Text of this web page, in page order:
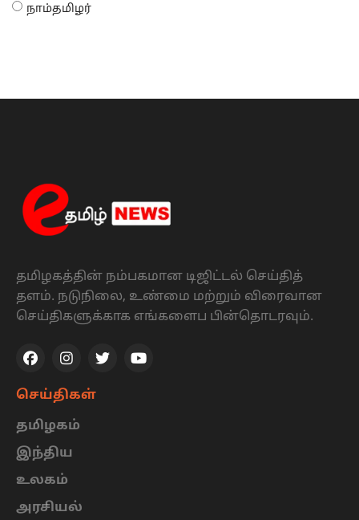
நாம்தமிழர்
தமிழகத்தின் நம்பகமான டிஜிட்டல் செய்தித்
தளம். நடுநிலை, உண்மை மற்றும் விரைவான
செய்திகளுக்காக எங்களைப பின்தொடரவும்.
செய்திகள்
தமிழகம்
இந்திய
உலகம்
அரசியல்